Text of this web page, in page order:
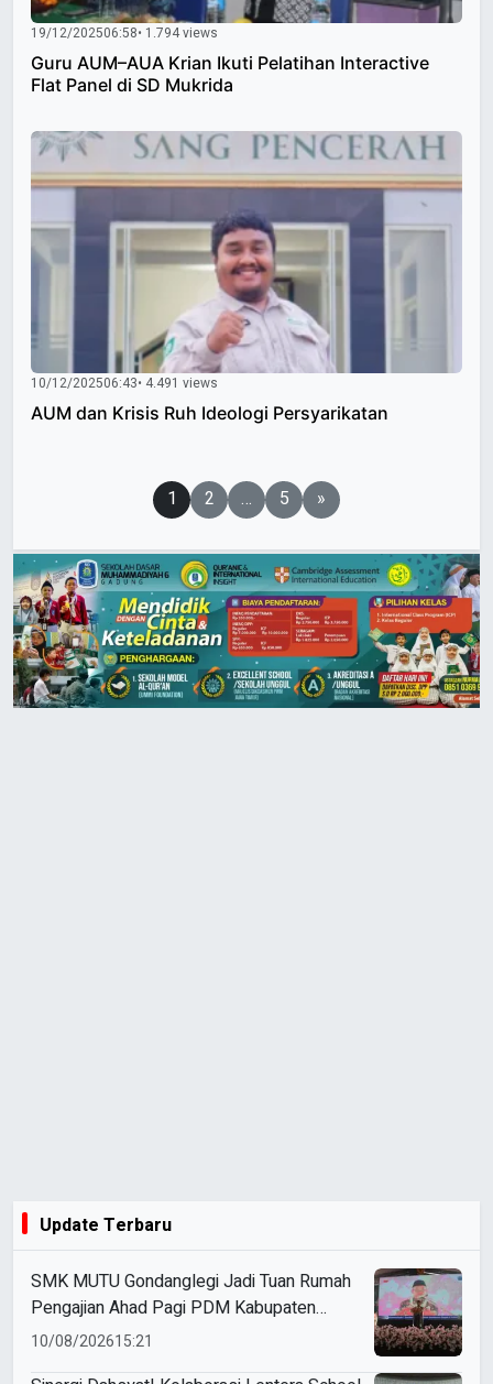
19/12/202506:58• 1.794 views
Guru AUM–AUA Krian Ikuti Pelatihan Interactive
Flat Panel di SD Mukrida
10/12/202506:43• 4.491 views
AUM dan Krisis Ruh Ideologi Persyarikatan
1 2 … 5 »
Update Terbaru
SMK MUTU Gondanglegi Jadi Tuan Rumah
Pengajian Ahad Pagi PDM Kabupaten
Malang, Abdul Mu’ti Hadir
10/08/202615:21